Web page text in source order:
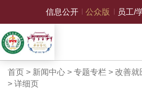
信息公开 公众版 员工/
首页 > 新闻中心> 专题专栏 > 改善就
> 详细页